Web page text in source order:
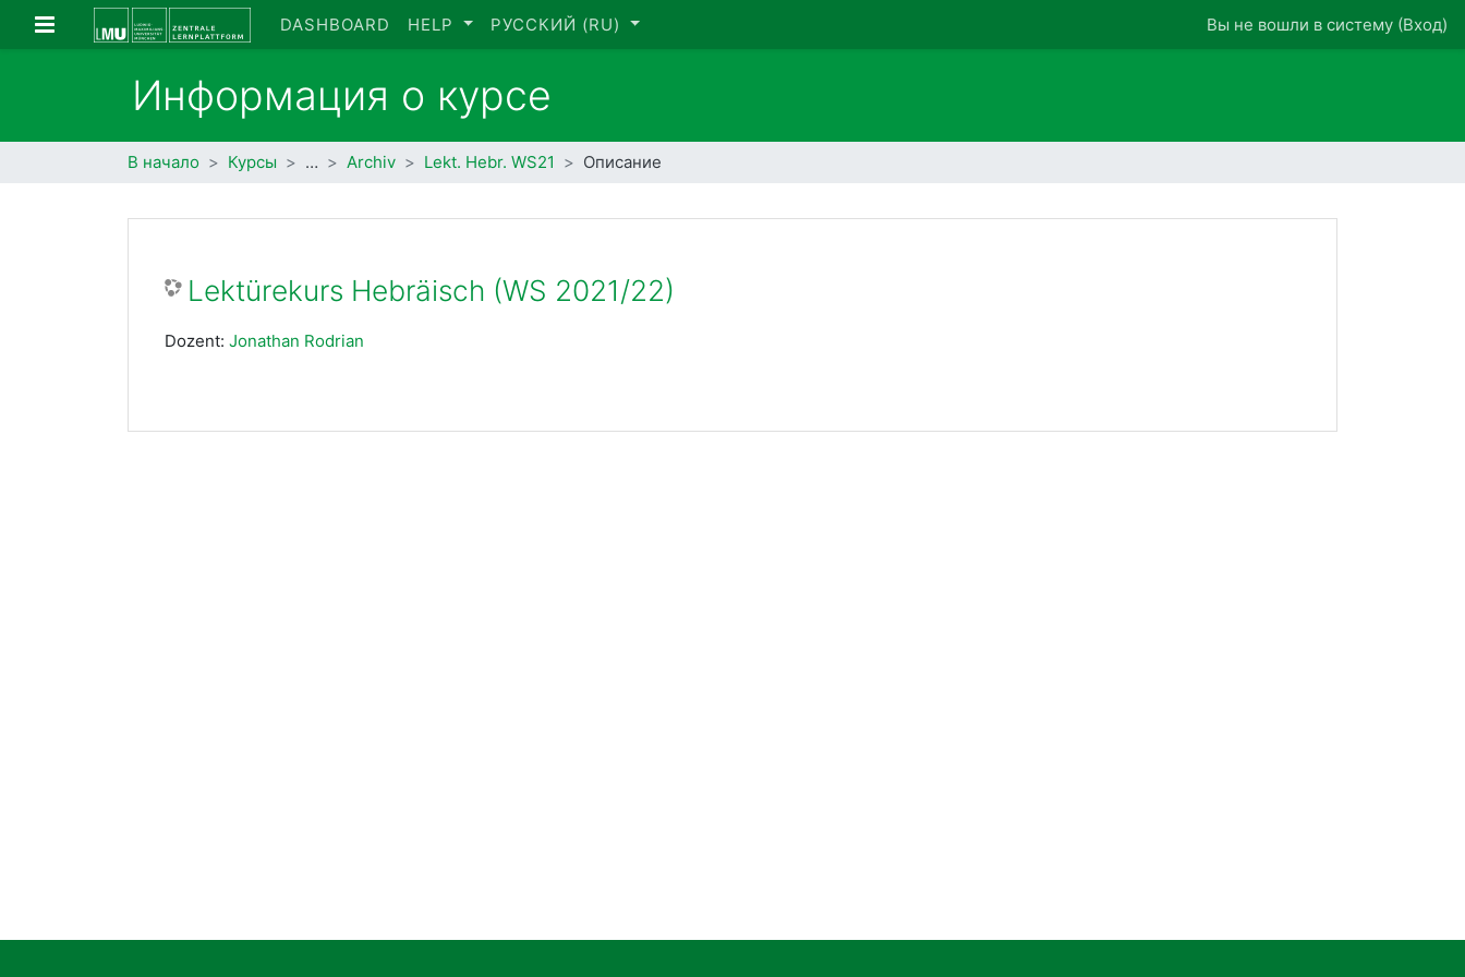
Перейти к основному содержанию
Боковая панель DASHBOARD HELP РУССКИЙ ‎(RU)‎ Вы не вошли в систему (Вход)
Информация о курсе
В начало Курсы … Archiv Lekt. Hebr. WS21 Описание
Lektürekurs Hebräisch (WS 2021/22)
Dozent: Jonathan Rodrian